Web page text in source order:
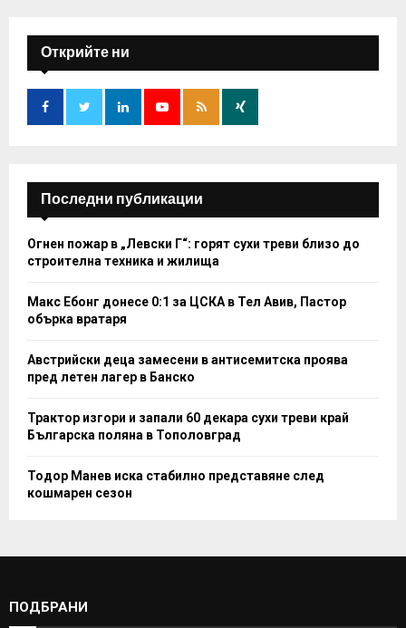
f
o
:
E
A
H
Открийте ни
Последни публикации
Огнен пожар в „Левски Г“: горят сухи треви близо до
строителна техника и жилища
Макс Ебонг донесе 0:1 за ЦСКА в Тел Авив, Пастор
обърка вратаря
Австрийски деца замесени в антисемитска проява
пред летен лагер в Банско
Трактор изгори и запали 60 декара сухи треви край
Българска поляна в Тополовград
Тодор Манев иска стабилно представяне след
кошмарен сезон
ПОДБРАНИ